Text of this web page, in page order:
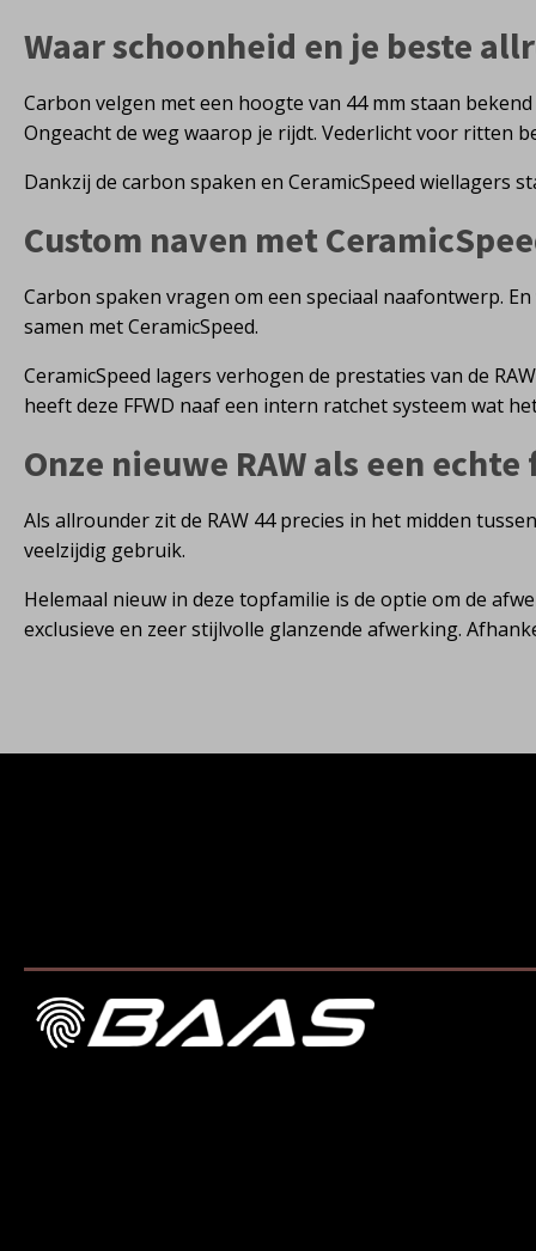
Waar schoonheid en je beste
Carbon velgen met een hoogte van 44 mm staan
Ongeacht de weg waarop je rijdt. Vederlicht voor ritten
Dankzij de carbon spaken en CeramicSpeed wiellagers
Custom naven met
Carbon spaken vragen om een speciaal naafontwerp.
samen met CeramicSpeed.
CeramicSpeed lagers verhogen de prestaties van de
heeft deze FFWD naaf een intern ratchet systeem wat
Onze nieuwe RAW als een
Als allrounder zit de RAW 44 precies in het midden
veelzijdig gebruik.
Helemaal nieuw in deze topfamilie is de optie om de
exclusieve en zeer stijlvolle glanzende afwerking.